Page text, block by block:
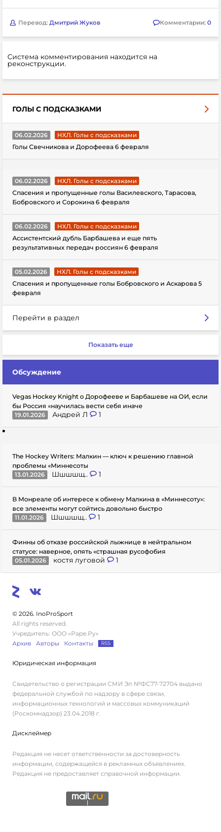
Перевод: Дмитрий Жуков Комментарии: 0
Система комментирования находится на
реконструкции.
ГОЛЫ С ПОДСКАЗКАМИ
06.02.2026
НХЛ. Голы с подсказками
Голы Свечникова и Дорофеева 6 февраля
06.02.2026
НХЛ. Голы с подсказками
Спасения и пропущенные голы Василевского, Тарасова,
Бобровского и Сорокина 6 февраля
06.02.2026
НХЛ. Голы с подсказками
Ассистентский дубль Барбашева и еще пять
результативных передач россиян 6 февраля
05.02.2026
НХЛ. Голы с подсказками
Спасения и пропущенные голы Бобровского и Аскарова 5
февраля
Перейти в раздел
Показать еще
Обсуждение
Vegas Hockey Knight о Дорофееве и Барбашеве на ОИ, если
бы Россия «научилась вести себя иначе
19.01.2026
Андрей Л 1
The Hockey Writers: Малкин — ключ к решению главной
проблемы «Миннесоты
13.01.2026
Шшшшщ.. 1
В Монреале об интересе к обмену Малкина в «Миннесоту»:
все элементы могут сойтись довольно быстро
11.01.2026
Шшшшщ.. 1
Финны об отказе российской лыжнице в нейтральном
статусе: наверное, опять «страшная русофобия
05.01.2026
костя луговой 1
© 2026. InoProSport
All rights reserved.
Учредитель: ООО «Раре.Ру»
Архив
Авторы Контакты RSS
Юридическая информация
Свидетельство о регистрации СМИ Эл №ФС77-72704 выдано
федеральной службой по надзору в сфере связи,
информационных технологий и массовых коммуникаций
(Роскомнадзор) 23.04.2018 г.
Дисклеймер
Редакция не несет ответственности за достоверность
информации, содержащейся в рекламных объявлениях.
Редакция не предоставляет справочной информации.